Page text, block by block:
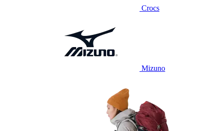
Crocs
Mizuno